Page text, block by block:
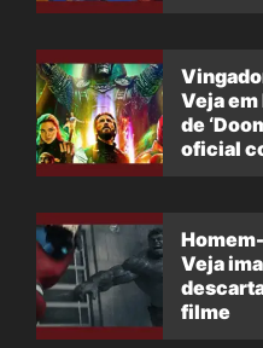
Veja
de
oficial
Veja
filme